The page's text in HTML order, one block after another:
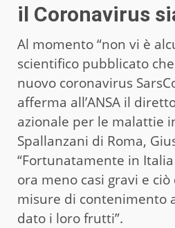
il Coronavirus
Al momento “non vi è
scientifico pubblicato
nuovo coronavirus
afferma all’ANSA il
azionale per le malattie
Spallanzani di Roma,
“Fortunatamente in
ora meno casi gravi e
misure di contenimento
dato i loro frutti”.